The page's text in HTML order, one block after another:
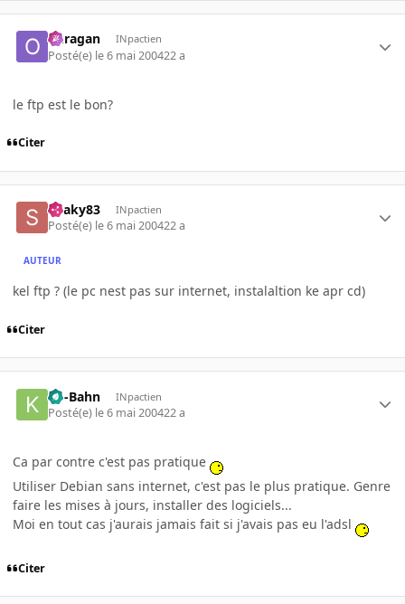
ouragan INpactien
Posté(e) le 6 mai 200422 a
le ftp est le bon?
Citer
Snaky83 INpactien
Posté(e) le 6 mai 200422 a
AUTEUR
kel ftp ? (le pc nest pas sur internet, instalaltion ke apr cd)
Citer
Ko-Bahn INpactien
Posté(e) le 6 mai 200422 a
Ca par contre c'est pas pratique
Utiliser Debian sans internet, c'est pas le plus pratique. Genre
faire les mises à jours, installer des logiciels...
Moi en tout cas j'aurais jamais fait si j'avais pas eu l'adsl
Citer